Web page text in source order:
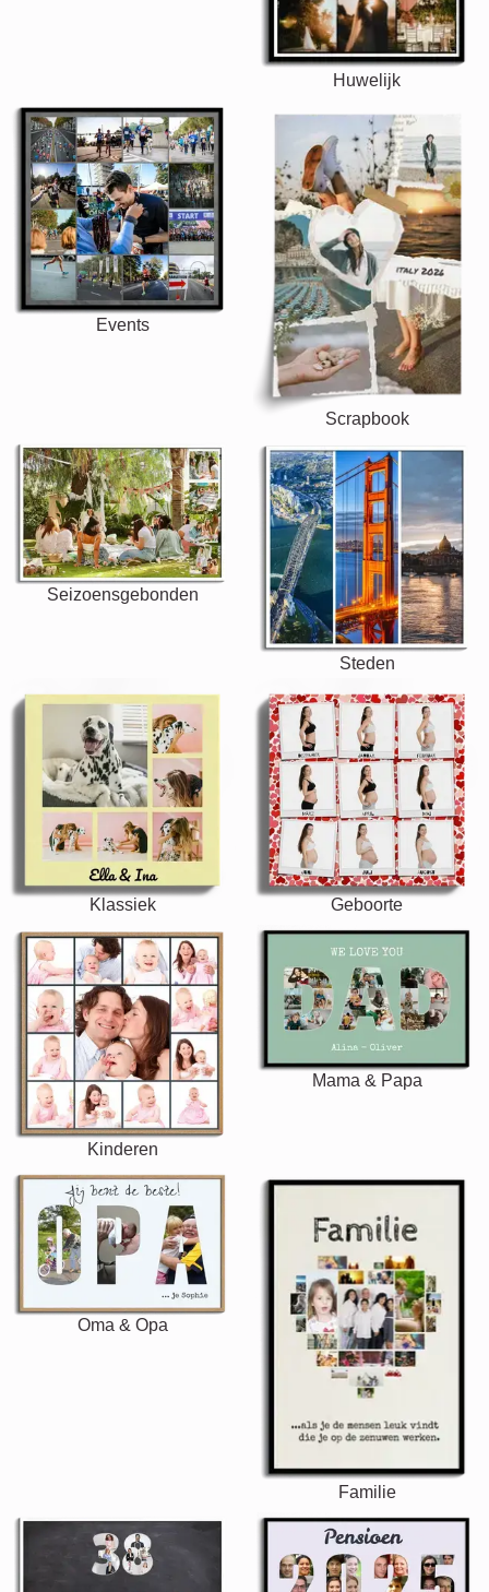
Huwelijk
Events
Scrapbook
Seizoensgebonden
Steden
Klassiek Geboorte
Kinderen
Mama & Papa
Oma & Opa
Familie